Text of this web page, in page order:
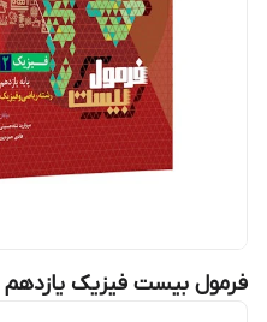
فرمول بیست فیزیک